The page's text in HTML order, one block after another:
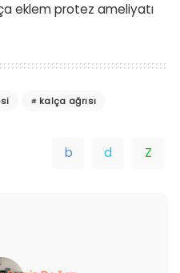
eklem protez ameliyatı
kalça ağrısı